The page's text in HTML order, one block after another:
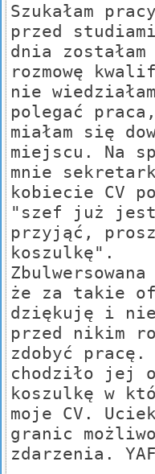
Szukałam
przed
dnia zostałam
rozmowę
nie
polegać
miałam się
miejscu. Na
mnie
kobiecie CV
"szef już jest
przyjąć,
koszulkę".
że za takie
dziękuję i nie
przed nikim
zdobyć
chodziło jej
koszulkę w
moje CV.
granic
zdarzenia.